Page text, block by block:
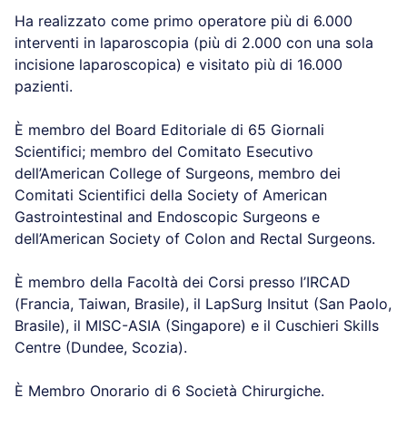
Ha realizzato come primo operatore più di 6.000
interventi in laparoscopia (più di 2.000 con una sola
incisione laparoscopica) e visitato più di 16.000
pazienti.
È membro del Board Editoriale di 65 Giornali
Scientifici; membro del Comitato Esecutivo
dell’American College of Surgeons, membro dei
Comitati Scientifici della Society of American
Gastrointestinal and Endoscopic Surgeons e
dell’American Society of Colon and Rectal Surgeons.
È membro della Facoltà dei Corsi presso l’IRCAD
(Francia, Taiwan, Brasile), il LapSurg Insitut (San Paolo,
Brasile), il MISC-ASIA (Singapore) e il Cuschieri Skills
Centre (Dundee, Scozia).
È Membro Onorario di 6 Società Chirurgiche.